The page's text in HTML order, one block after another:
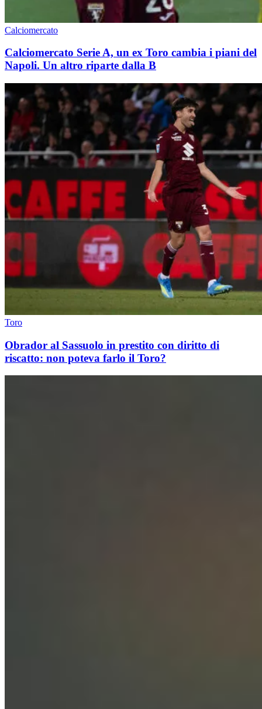
Calciomercato
Calciomercato Serie A, un ex Toro cambia i piani del
Napoli. Un altro riparte dalla B
Toro
Obrador al Sassuolo in prestito con diritto di
riscatto: non poteva farlo il Toro?